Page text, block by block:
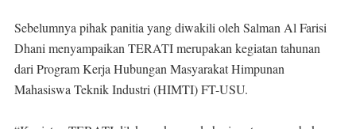
Sebelumnya pihak panitia yang diwakili oleh Salman Al Farisi
Dhani menyampaikan TERATI merupakan kegiatan tahunan
dari Program Kerja Hubungan Masyarakat Himpunan
Mahasiswa Teknik Industri (HIMTI) FT-USU.